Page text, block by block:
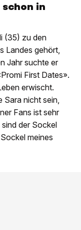
in
(35) zu den
Landes gehört,
Jahr suchte er
First Dates».
erwischt.
Sara nicht sein,
Fans ist sehr
der Sockel
meines